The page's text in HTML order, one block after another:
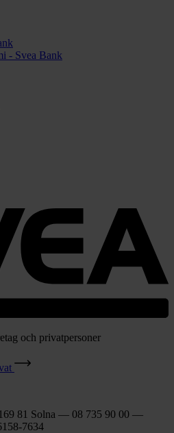
- Svea Bank
och privatpersoner
81 Solna — 08 735 90 00 —